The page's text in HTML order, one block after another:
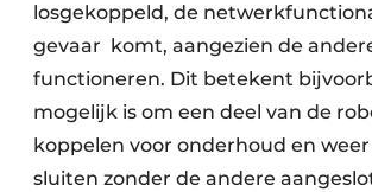
losgekoppeld, de
gevaar komt, aangezien de
functioneren. Dit betekent
mogelijk is om een deel van de
koppelen voor onderhoud en
sluiten zonder de andere